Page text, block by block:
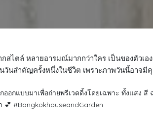
สไตล์ หลายอารมณ์มากกว่าใคร เป็นของตัวเอ
นสำคัญครั้งหนึ่งในชีวิต เพราะภาพวันนี้อาจมี
อกแบบมาเพื่อถ่ายพรีเวดดิ้งโดยเฉพาะ ทั้งแสง
#BangkokhouseandGarden